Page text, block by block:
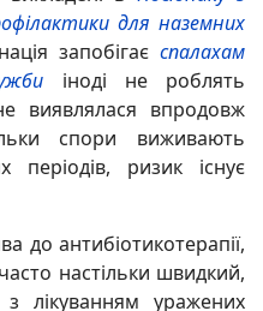
для наземних
запобігаєспалахам
іноді не роблять
виявлялася впродовж
спори виживають
періодів, ризик існує
до антибіотикотерапії,
настільки швидкий,
лікуванням уражених